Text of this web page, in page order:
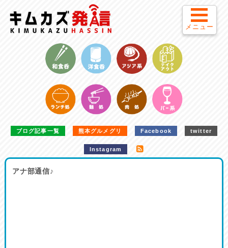
ブログ記事一覧 熊本グルメグリ Facebook twitter
Instagram
アナ部通信♪
メニュー